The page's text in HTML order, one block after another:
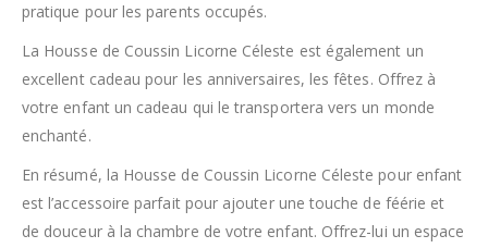
pratique pour les parents occupés.
La Housse de Coussin Licorne Céleste est également un
excellent cadeau pour les anniversaires, les fêtes. Offrez à
votre enfant un cadeau qui le transportera vers un monde
enchanté.
En résumé, la Housse de Coussin Licorne Céleste pour enfant
est l’accessoire parfait pour ajouter une touche de féérie et
de douceur à la chambre de votre enfant. Offrez-lui un espace